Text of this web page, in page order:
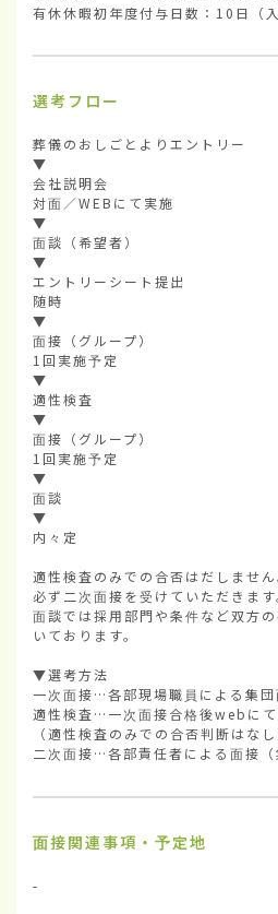
有休休暇初年度付与日数：10日（
選考フロー
葬儀のおしごとよりエントリー
▼
会社説明会
対面／WEBにて実施
▼
面談（希望者）
▼
エントリーシート提出
随時
▼
面接（グループ）
1回実施予定
▼
適性検査
▼
面接（グループ）
1回実施予定
▼
面談
▼
内々定
適性検査のみでの合否はだしません
必ず二次面接を受けていただきます
面談では採用部門や条件など双方
いております。
▼選考方法
一次面接…各部現場職員による集団
適性検査…一次面接合格後webに
（適性検査のみでの合否判断はなし
二次面接…各部責任者による面接（
面接関連事項・予定地
-